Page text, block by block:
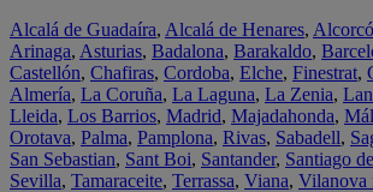
Alcalá de Guadaíra, Alcalá de Henares,
Arinaga, Asturias, Badalona, Barakaldo,
Castellón, Chafiras, Cordoba, Elche, Finestrat,
Almería, La Coruña, La Laguna, La Zenia,
Lleida, Los Barrios, Madrid, Majadahonda,
Orotava, Palma, Pamplona, Rivas, Sabadell,
San Sebastian, Sant Boi, Santander, Santiago
Sevilla, Tamaraceite, Terrassa, Viana, Vilanova